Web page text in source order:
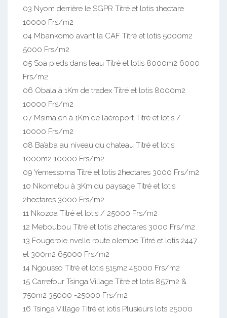
03 Nyom derrière le SGPR Titré et lotis 1hectare
10000 Frs/m2
04 Mbankomo avant la CAF Titré et lotis 5000m2
5000 Frs/m2
05 Soa pieds dans l’eau Titré et lotis 8000m2 6000
Frs/m2
06 Obala à 1Km de tradex Titré et lotis 8000m2
10000 Frs/m2
07 Msimalen à 1Km de l’aéroport Titré et lotis /
10000 Frs/m2
08 Ba’aba au niveau du chateau Titré et lotis
1000m2 10000 Frs/m2
09 Yemessoma Titré et lotis 2hectares 3000 Frs/m2
10 Nkometou à 3Km du paysage Titré et lotis
2hectares 3000 Frs/m2
11 Nkozoa Titré et lotis / 25000 Frs/m2
12 Meboubou Titré et lotis 2hectares 3000 Frs/m2
13 Fougerole nvelle route olembe Titré et lotis 2447
et 300m2 65000 Frs/m2
14 Ngousso Titré et lotis 515m2 45000 Frs/m2
15 Carrefour Tsinga Village Titré et lotis 857m2 &
750m2 35000 -25000 Frs/m2
16 Tsinga Village Titré et lotis Plusieurs lots 25000